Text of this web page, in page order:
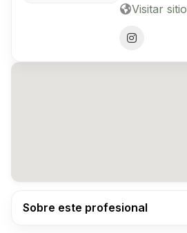
Visitar sitio
Sobre este profesional